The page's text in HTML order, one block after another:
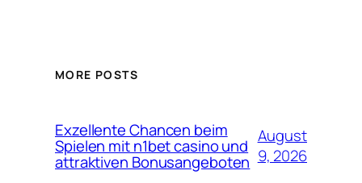
MORE POSTS
Exzellente Chancen beim
Spielen mit n1bet casino und
attraktiven Bonusangeboten
August
9, 2026